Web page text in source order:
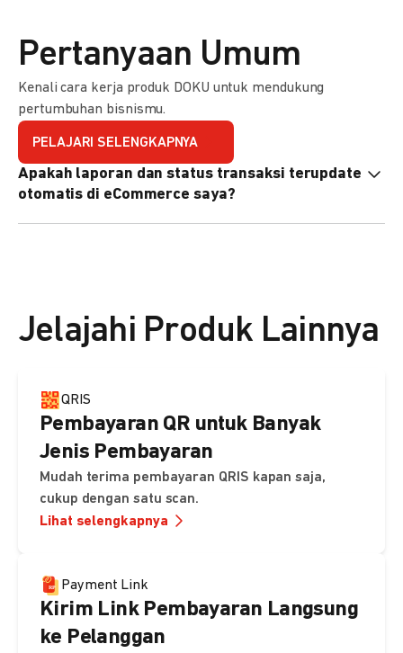
Pertanyaan Umum
Kenali cara kerja produk DOKU untuk mendukung
pertumbuhan bisnismu.
PELAJARI SELENGKAPNYA
Apakah laporan dan status transaksi terupdate
otomatis di eCommerce saya?
Jelajahi Produk Lainnya
QRIS
Pembayaran QR untuk Banyak
Jenis Pembayaran
Mudah terima pembayaran QRIS kapan saja,
cukup dengan satu scan.
Lihat selengkapnya
Payment Link
Kirim Link Pembayaran Langsung
ke Pelanggan